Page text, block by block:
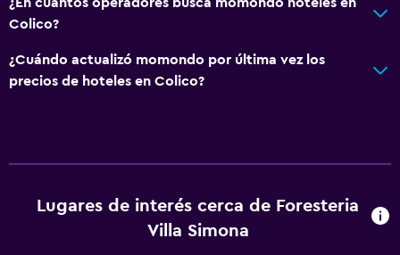
Colico?
¿Cuándo actualizó momondo por última vez los
precios de hoteles en Colico?
Lugares de interés cerca de Foresteria
Villa Simona